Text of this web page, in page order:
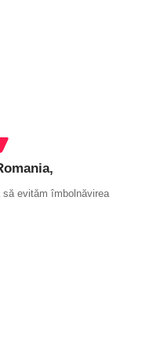
evităm îmbolnăvirea